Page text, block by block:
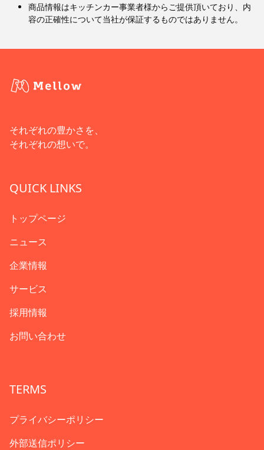
商品情報はキッチンカー事業者様からご提供頂いており、内
容の正確性について当社が保証するものではありません。
それぞれの豊かさを、
それぞれの想いで。
QUICK LINKS
トップページ
ニュース
企業情報
サービス
採用情報
お問い合わせ
TERMS
プライバシーポリシー
外部送信ポリシー